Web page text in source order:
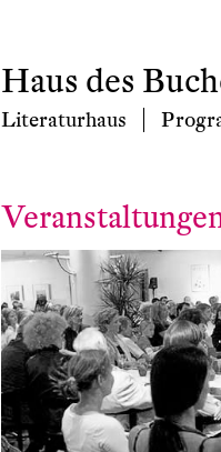
Haus des
Literaturhaus